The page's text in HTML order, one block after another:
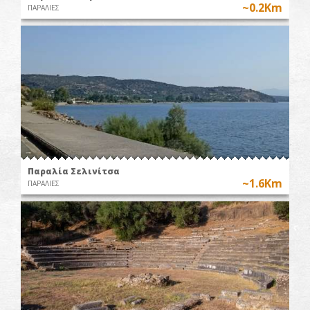
ΠΑΡΑΛΙΕΣ ~0.2Km
Παραλία Σελινίτσα
ΠΑΡΑΛΙΕΣ ~1.6Km